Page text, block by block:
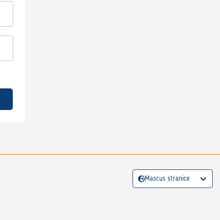
Mascus stranice